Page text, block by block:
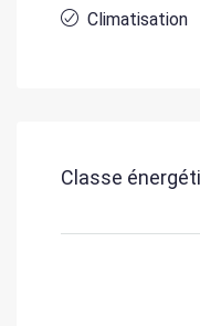
Climatisation
Classe